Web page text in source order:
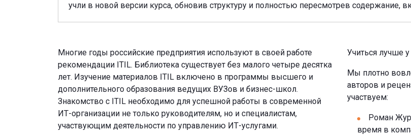
учли в новой версии курса, обновив структуру и полностью пересмотрев содержание,
Многие годы российские предприятия используют в своей работе
рекомендации ITIL. Библиотека существует без малого четыре десятка
лет. Изучение материалов ITIL включено в программы высшего и
дополнительного образования ведущих ВУЗов и бизнес-школ.
Знакомство с ITIL необходимо для успешной работы в современной
ИТ-организации не только руководителям, но и специалистам,
участвующим деятельности по управлению ИТ-услугами.
Учиться лучше
Мы плотно
авторов и
участвуем:
Роман
время в